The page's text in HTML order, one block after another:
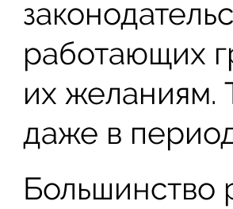
работающих
их желаниям.
даже в
Большинство